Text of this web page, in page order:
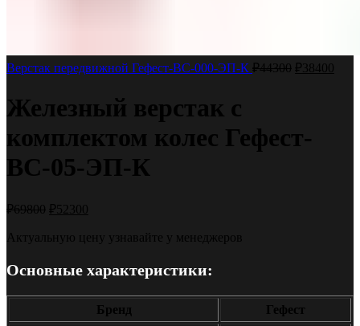
Верстак передвижной Гефест-ВС-000-ЭП-К ₽44300 ₽ 38400
Железный верстак с
комплектом колес Гефест-
ВС-05-ЭП-К
₽69800 ₽52300
Актуальную цену узнавайте у менеджеров
Основные характеристики:
Бренд
Гефест